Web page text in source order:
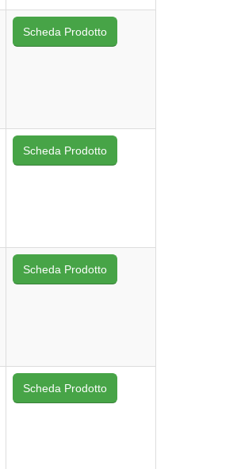
Scheda Prodotto
Scheda Prodotto
Scheda Prodotto
Scheda Prodotto